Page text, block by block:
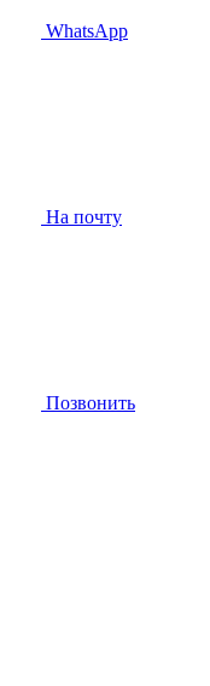
WhatsApp
На почту
Позвонить